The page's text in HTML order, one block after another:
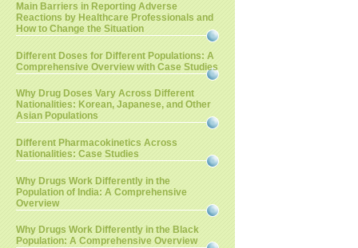
Main Barriers in Reporting Adverse
Reactions by Healthcare Professionals and
How to Change the Situation
Different Doses for Different Populations: A
Comprehensive Overview with Case Studies
Why Drug Doses Vary Across Different
Nationalities: Korean, Japanese, and Other
Asian Populations
Different Pharmacokinetics Across
Nationalities: Case Studies
Why Drugs Work Differently in the
Population of India: A Comprehensive
Overview
Why Drugs Work Differently in the Black
Population: A Comprehensive Overview